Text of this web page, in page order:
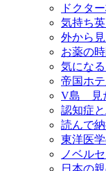
ドクタ
気持ち
外から
お薬の
気にな
帝国ホ
V島 見
認知症
読んで
東洋医
ノベル
日本の